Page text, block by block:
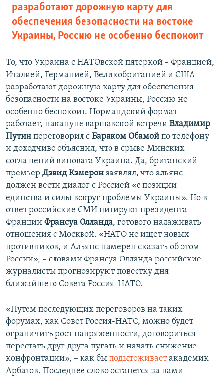
разработают дорожную карту для
обеспечения безопасности на востоке
Украины, Россию не особенно беспокоит
То, что Украина с НАТОвской пятеркой – Францией,
Италией, Германией, Великобританией и США
разработают дорожную карту для обеспечения
безопасности на востоке Украины, Россию не
особенно беспокоит. Нормандский формат
работает, накануне варшавской встречи Владимир
Путин переговорил с Бараком Обамой по телефону
и доходчиво объяснил, что в срыве Минских
соглашений виновата Украина. Да, британский
премьер Дэвид Кэмерон заявлял, что альянс
должен вести диалог с Россией «с позиции
единства и силы вокруг проблемы Украины». Но в
ответ российские СМИ цитируют президента
Франции Франсуа Олланда, готового налаживать
отношения с Москвой. «НАТО не ищет новых
противников, и Альянс намерен сказать об этом
России», – словами Франсуа Олланда российские
журналисты прогнозируют повестку дня
ближайшего Совета Россия-НАТО.
«Путем последующих переговоров на таких
форумах, как Совет Россия-НАТО, можно будет
ограничить рост напряженности, договориться
перестать друг друга пугать и начать снижение
конфронтации», – как бы подытоживаетакадемик
Арбатов. Последнее слово останется за нами –